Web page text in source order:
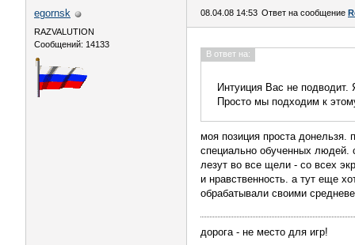
egornsk
RAZVALUTION
Сообщений: 14133
08.04.08 14:53 Ответ на сообщение
В ответ на:
Интуиция Вас не
Просто мы подходим к
моя позиция проста
специально обученных людей.
лезут во все щели - со всех
и нравственность. а тут еще
обрабатывали своими
дорога - не место для игр!